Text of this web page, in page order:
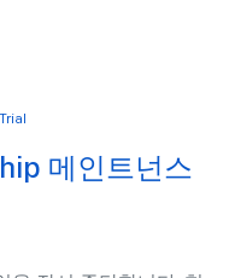
Trial
메인트넌스